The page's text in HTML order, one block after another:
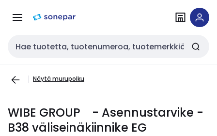
navigointiinsisältöön
Haku
Näytä murupolku
WIBE GROUP - Asennustarvike -
B38 väliseinäkiinnike EG